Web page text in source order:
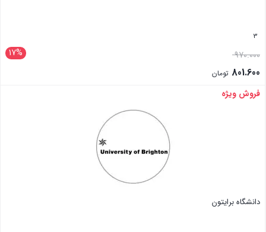
3
17% 970.000
801.600 تومان
بستن
فروش ویژه
دانشگاه برایتون